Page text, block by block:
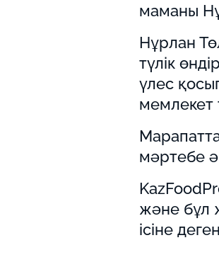
маманы
Нұрлан
түлік
үлес
мемлекет
мәртебе
және бұл
ісіне